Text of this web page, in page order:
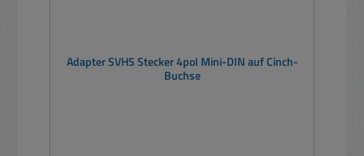
Adapter SVHS Stecker 4pol Mini-DIN auf Cinch-
Buchse